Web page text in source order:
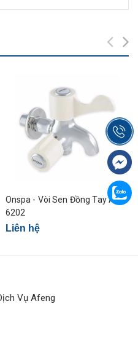
Onspa - Vòi Sen Đồng Tay ABS
6202
Liên hệ
Vụ Afeng